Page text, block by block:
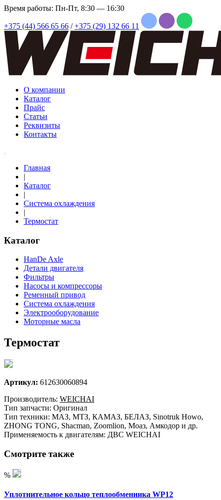
Время работы: Пн-Пт, 8:30 — 16:30
+375 (44) 566 65 66 / +375 (29) 132 66 11
О компании
Каталог
Прайс
Статьи
Реквизиты
Контакты
Главная
|
Каталог
|
Система охлаждения
|
Термостат
Каталог
HanDe Axle
Детали двигателя
Фильтры
Насосы и компрессоры
Ременный привод
Система охлаждения
Электрооборудование
Моторные масла
Термостат
Артикул: 612630060894
Производитель: WEICHAI
Тип запчасти: Оригинал
Тип техники: МАЗ, МТЗ, КАМАЗ, БЕЛАЗ, Sinotruk Howo,
ZHONG TONG, Shacman, Zoomlion, Моаз, Амкодор и др.
Применяемость к двигателям: ДВС WEICHAI
Смотрите также
%
Уплотнительное кольцо теплообменника WP12